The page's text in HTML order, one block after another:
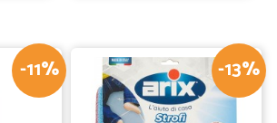
25/03/2019
-11% -13%